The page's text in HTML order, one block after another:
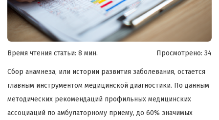
Время чтения статьи: 8 мин. Просмотрено: 34
Сбор анамнеза, или истории развития заболевания, остается
главным инструментом медицинской диагностики. По данным
методических рекомендаций профильных медицинских
ассоциаций по амбулаторному приему, до 60% значимых